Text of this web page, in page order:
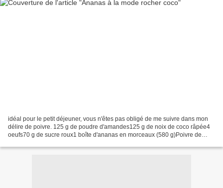
idéal pour le petit déjeuner, vous n'êtes pas obligé de me suivre dans mon
délire de poivre. 125 g de poudre d'amandes125 g de noix de coco râpée4
oeufs70 g de sucre roux1 boîte d'ananas en morceaux (580 g)Poivre de